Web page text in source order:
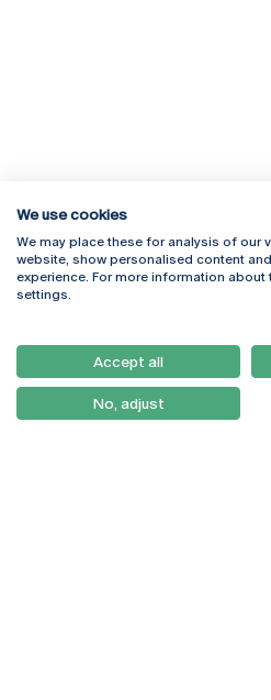
Rua Diogo Botelho 1327
4169-005 Porto
+351 226 196 240
We use cookies
We may place these for analysis of our
website, show personalised content
experience. For more information
settings.
Accept all
No, adjust